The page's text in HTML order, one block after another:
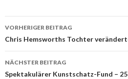
Beitragsnavigation
VORHERIGER BEITRAG
Chris Hemsworths Tochter
NÄCHSTER BEITRAG
Spektakulärer Kunstschatz-Fund –